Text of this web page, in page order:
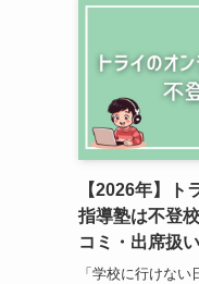
【2026年】ト
指導塾は不登
コミ・出席扱
「学校に行けな